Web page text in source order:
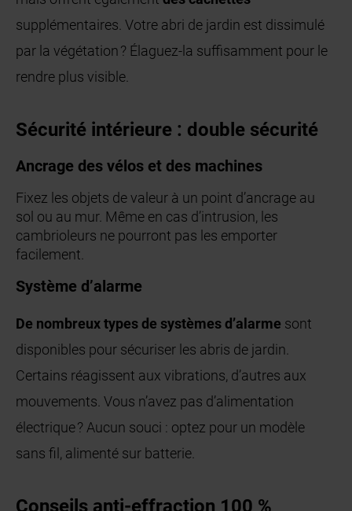
supplémentaires. Votre abri de jardin est dissimulé
par la végétation ? Élaguez-la suffisamment pour le
rendre plus visible.
Sécurité intérieure : double sécurité
Ancrage des vélos et des machines
Fixez les objets de valeur à un point d’ancrage au
sol ou au mur. Même en cas d’intrusion, les
cambrioleurs ne pourront pas les emporter
facilement.
Système d’alarme
De nombreux types de systèmes d’alarme sont
disponibles pour sécuriser les abris de jardin.
Certains réagissent aux vibrations, d’autres aux
mouvements. Vous n’avez pas d’alimentation
électrique ? Aucun souci : optez pour un modèle
sans fil, alimenté sur batterie.
Conseils anti-effraction 100 %